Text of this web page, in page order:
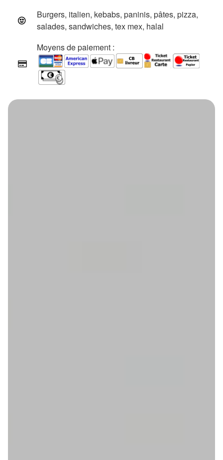
Burgers, italien, kebabs, paninis, pâtes, pizza,
salades, sandwiches, tex mex, halal
Moyens de paiement :